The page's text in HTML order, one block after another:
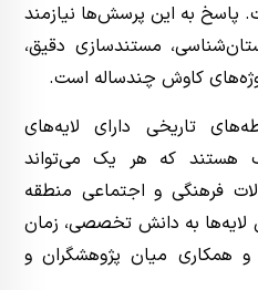
پاسخ به این پرسش‌ها نیازمند
مستندسازی دقیق،
کاوش چندساله است.
تاریخی دارای لایه‌های
هستند که هر یک می‌تواند
فرهنگی و اجتماعی منطقه
لایه‌ها به دانش تخصصی، زمان
و همکاری میان پژوهشگران و